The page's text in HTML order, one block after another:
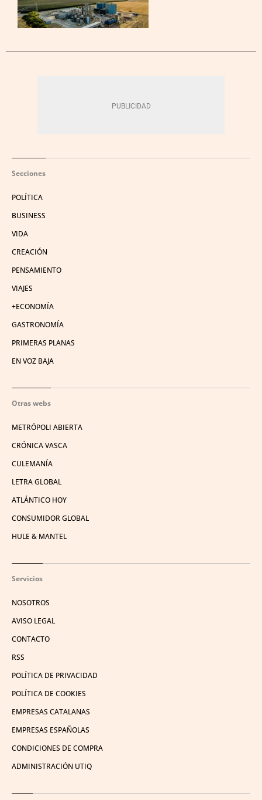
Secciones
POLÍTICA
BUSINESS
VIDA
CREACIÓN
PENSAMIENTO
VIAJES
+ECONOMÍA
GASTRONOMÍA
PRIMERAS PLANAS
EN VOZ BAJA
Otras webs
METRÓPOLI ABIERTA
CRÓNICA VASCA
CULEMANÍA
LETRA GLOBAL
ATLÁNTICO HOY
CONSUMIDOR GLOBAL
HULE & MANTEL
Servicios
NOSOTROS
AVISO LEGAL
CONTACTO
RSS
POLÍTICA DE PRIVACIDAD
POLÍTICA DE COOKIES
EMPRESAS CATALANAS
EMPRESAS ESPAÑOLAS
CONDICIONES DE COMPRA
ADMINISTRACIÓN UTIQ